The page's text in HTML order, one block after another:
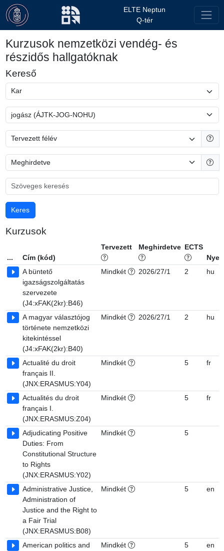
ELTE Neptun
Q-tér
Kurzusok nemzetközi vendég- és
részidős hallgatóknak
Kereső
Kurzusok
... Cím (kód)
Tervezett Meghirdetve ECTS
A büntető
igazságszolgáltatás
szervezete
(J4:xFAK(2kr):B46)
Mindkét 2026/27/1 2 hu
A magyar választójog
története nemzetközi
kitekintéssel
(J4:xFAK(2kr):B40)
Mindkét 2026/27/1 2 hu
Actualité du droit
français II.
(JNX:ERASMUS:Y04)
Mindkét 5 fr
Actualités du droit
français I.
(JNX:ERASMUS:Z04)
Mindkét 5 fr
Adjudicating Positive
Duties: From
Constitutional Structure
to Rights
(JNX:ERASMUS:Y02)
Mindkét 5
Administrative Justice,
Administration of
Justice and the Right to
a Fair Trial
(JNX:ERASMUS:B08)
Mindkét 5 en
American politics and
Mindkét 5 en